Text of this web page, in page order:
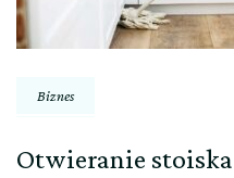
Biznes
Otwieranie